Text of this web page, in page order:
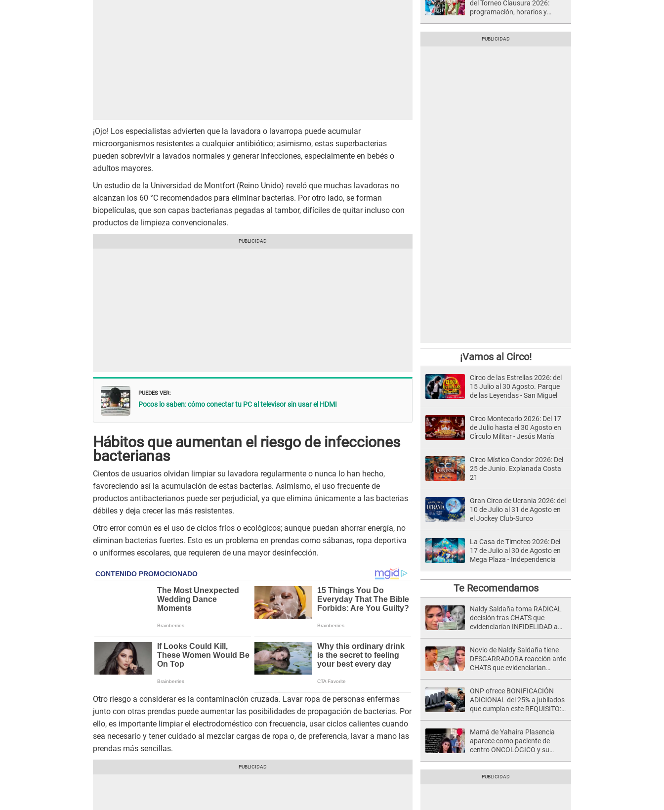
¡Ojo! Los especialistas advierten que la lavadora o lavarropa puede acumular
microorganismos resistentes a cualquier antibiótico; asimismo, estas superbacterias
pueden sobrevivir a lavados normales y generar infecciones, especialmente en bebés o
adultos mayores.
Un estudio de la Universidad de Montfort (Reino Unido) reveló que muchas lavadoras no
alcanzan los 60 °C recomendados para eliminar bacterias. Por otro lado, se forman
biopelículas, que son capas bacterianas pegadas al tambor, difíciles de quitar incluso con
productos de limpieza convencionales.
PUEDES VER:
Pocos lo saben: cómo conectar tu PC al televisor sin usar el HDMI
Hábitos que aumentan el riesgo de infecciones
bacterianas
Cientos de usuarios olvidan limpiar su lavadora regularmente o nunca lo han hecho,
favoreciendo así la acumulación de estas bacterias. Asimismo, el uso frecuente de
productos antibacterianos puede ser perjudicial, ya que elimina únicamente a las bacterias
débiles y deja crecer las más resistentes.
Otro error común es el uso de ciclos fríos o ecológicos; aunque puedan ahorrar energía, no
eliminan bacterias fuertes. Esto es un problema en prendas como sábanas, ropa deportiva
o uniformes escolares, que requieren de una mayor desinfección.
Otro riesgo a considerar es la contaminación cruzada. Lavar ropa de personas enfermas
junto con otras prendas puede aumentar las posibilidades de propagación de bacterias. Por
ello, es importante limpiar el electrodoméstico con frecuencia, usar ciclos calientes cuando
sea necesario y tener cuidado al mezclar cargas de ropa o, de preferencia, lavar a mano las
prendas más sencillas.
del Torneo Clausura 2026:
programación, horarios y
¡Vamos al Circo!
Circo de las Estrellas 2026: del
15 Julio al 30 Agosto. Parque
de las Leyendas - San Miguel
Circo Montecarlo 2026: Del 17
de Julio hasta el 30 Agosto en
Círculo Militar - Jesús María
Circo Místico Condor 2026: Del
25 de Junio. Explanada Costa
21
Gran Circo de Ucrania 2026: del
10 de Julio al 31 de Agosto en
el Jockey Club-Surco
La Casa de Timoteo 2026: Del
17 de Julio al 30 de Agosto en
Mega Plaza - Independencia
Te Recomendamos
Naldy Saldaña toma RADICAL
decisión tras CHATS que
evidenciarían INFIDELIDAD a
Novio de Naldy Saldaña tiene
DESGARRADORA reacción ante
CHATS que evidenciarían
ONP ofrece BONIFICACIÓN
ADICIONAL del 25% a jubilados
que cumplan este REQUISITO:
Mamá de Yahaira Plasencia
aparece como paciente de
centro ONCOLÓGICO y su